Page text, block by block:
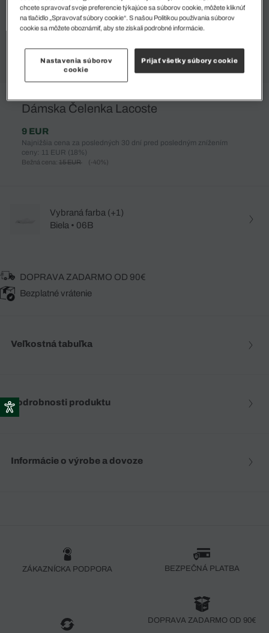
Dámska Čelenka Lacoste
9 EUR
Najnižšia cena za posledných 30 dní pred posledným znížením
ceny: 11 EUR (18%)
Bežná cena: 15 EUR (-40%)
Vybraná farba (+1)
Biela • 06B
DOPRAVA ZADARMO OD 90€
Bezplatné vrátenie
Veľkostná tabuľka
Podrobnosti produktu
Informácie o výrobe a dovoze
ZÁKAZNÍCKA PODPORA BEZPEČNÁ PLATBA
DOPRAVA ZADARMO OD 90€
chcete spravovať svoje preferencie týkajúce sa súborov cookie, môžete kliknúť
na tlačidlo „Spravovať súbory cookie“. S našou Politikou používania súborov
cookie sa môžete oboznámiť, aby ste získali podrobné informácie.
Nastavenia súborov
cookie
Prijať všetky súbory cookie